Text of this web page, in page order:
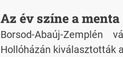
Az év színe a menta
Borsod-Abaúj-
Hollóházán kiválasztották